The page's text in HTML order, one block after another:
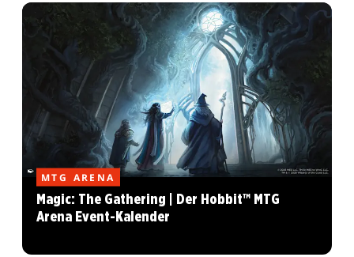
MTG ARENA
Magic: The Gathering | Der Hobbit™ MTG
Arena Event-Kalender